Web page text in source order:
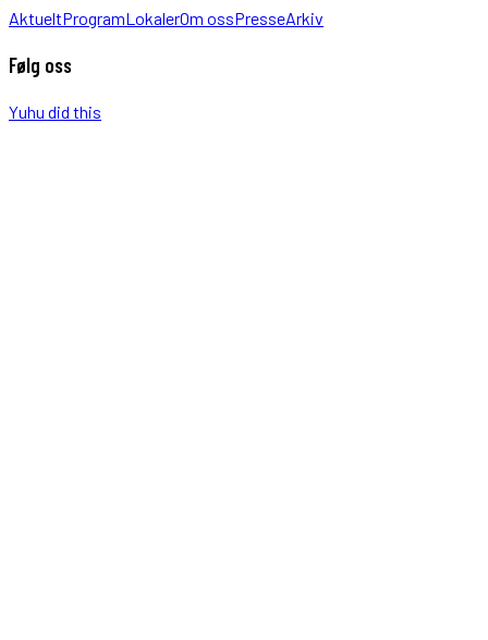
AktueltProgramLokalerOm ossPresseArkiv
Følg oss
Yuhu did this